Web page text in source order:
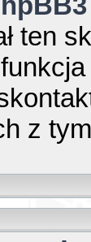
ten
z